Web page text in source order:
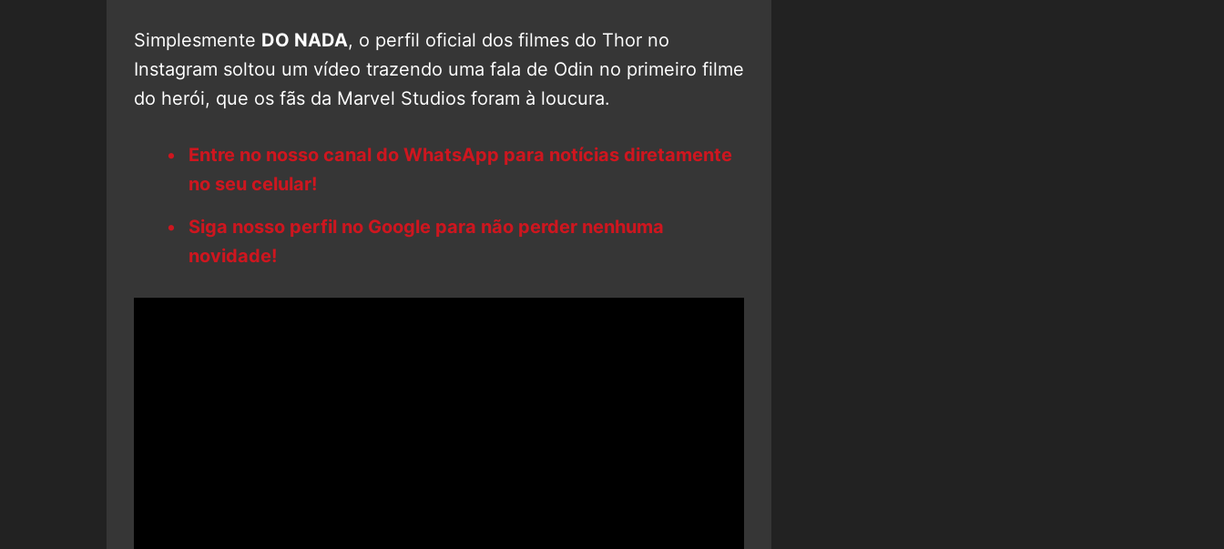
Simplesmente DO NADA, o perfil oficial dos filmes do Thor no
Instagram soltou um vídeo trazendo uma fala de Odin no primeiro filme
do herói, que os fãs da Marvel Studios foram à loucura.
Entre no nosso canal do WhatsApp para notícias diretamente
no seu celular!
Siga nosso perfil no Google para não perder nenhuma
novidade!